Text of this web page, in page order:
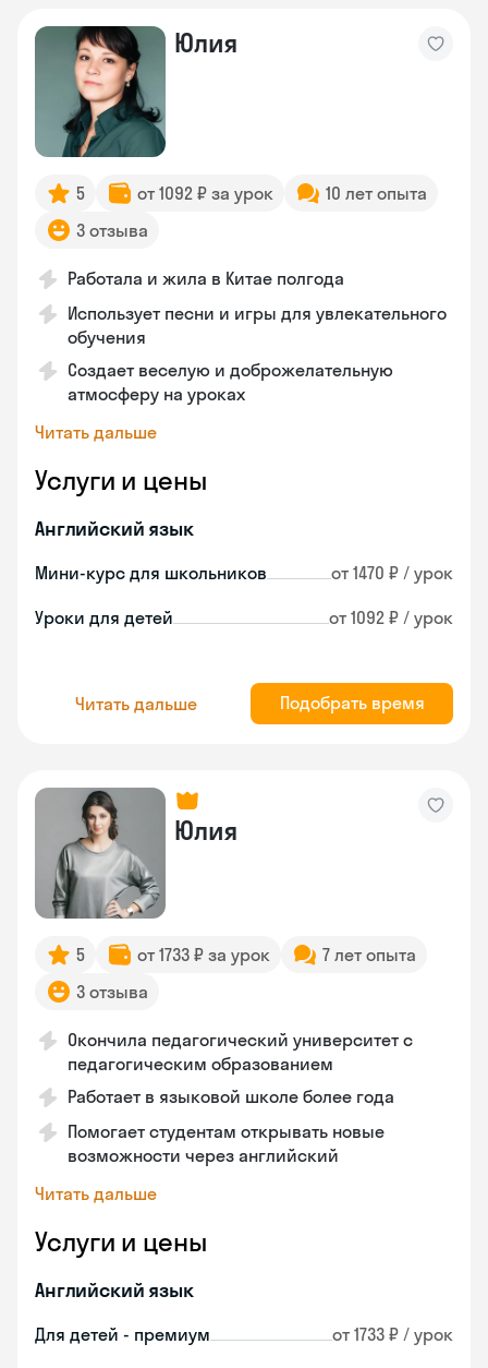
Юлия
5 от 1092 ₽ за урок
10 лет опыта
3 отзыва
Работала и жила в Китае полгода
Использует песни и игры для увлекательного
обучения
Создает веселую и доброжелательную
атмосферу на уроках
Читать дальше
Услуги и цены
Английский язык
Мини-курс для школьников от 1470 ₽ / урок
Уроки для детей от 1092 ₽ / урок
Читать дальше Подобрать время
Юлия
5 от 1733 ₽ за урок
7 лет опыта
3 отзыва
Окончила педагогический университет с
педагогическим образованием
Работает в языковой школе более года
Помогает студентам открывать новые
возможности через английский
Читать дальше
Услуги и цены
Английский язык
Для детей - премиум от 1733 ₽ / урок